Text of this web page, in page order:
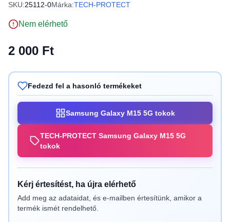
SKU:25112-0Márka:TECH-PROTECT
Nem elérhető
2 000 Ft
Fedezd fel a hasonló termékeket
Samsung Galaxy M15 5G tokok
TECH-PROTECT Samsung Galaxy M15 5G
tokok
Kérj értesítést, ha újra elérhető
Add meg az adataidat, és e-mailben értesítünk, amikor a
termék ismét rendelhető.